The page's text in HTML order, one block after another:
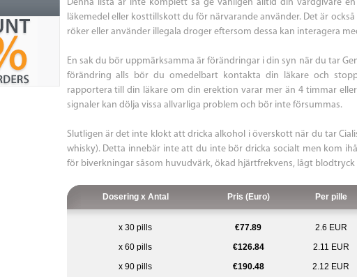
Denna lista är inte komplett så ge vänligen alltid din vårdgivare
läkemedel eller kosttillskott du för närvarande använder. Det är
röker eller använder illegala droger eftersom dessa kan interagera
En sak du bör uppmärksamma är förändringar i din syn när du tar
förändring alls bör du omedelbart kontakta din läkare och
rapportera till din läkare om din erektion varar mer än 4 timmar
signaler kan dölja vissa allvarliga problem och bör inte försummas.
Slutligen är det inte klokt att dricka alkohol i överskott när du tar
whisky). Detta innebär inte att du inte bör dricka socialt men kom
för biverkningar såsom huvudvärk, ökad hjärtfrekvens, lågt blodtryck
Dosering x Antal Pris (Euro) Per pille
x 30 pills €77.89
2.6 EUR
x 60 pills
€126.84
2.11 EUR
x 90 pills
€190.48 2.12 EUR